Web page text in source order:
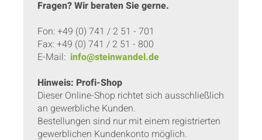
Fragen? Wir beraten Sie gerne.
Fon: +49 (0) 741 / 2 51 - 701
Fax: +49 (0) 741 / 2 51 - 800
E-Mail: info@steinwandel.de
Hinweis: Profi-Shop
Dieser Online-Shop richtet sich ausschließlich
an gewerbliche Kunden.
Bestellungen sind nur mit einem registrierten
gewerblichen Kundenkonto möglich.